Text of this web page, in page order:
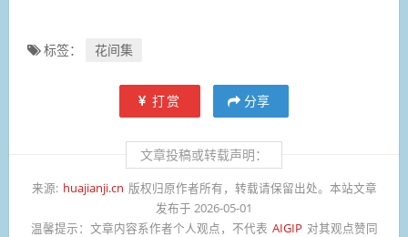
标签： 花间集
打赏 分享
文章投稿或转载声明：
来源: huajianji.cn 版权归原作者所有，转载请保留出处。本站文章
发布于 2026-05-01
温馨提示： 文章内容系作者个人观点，不代表 AIGIP 对其观点赞同